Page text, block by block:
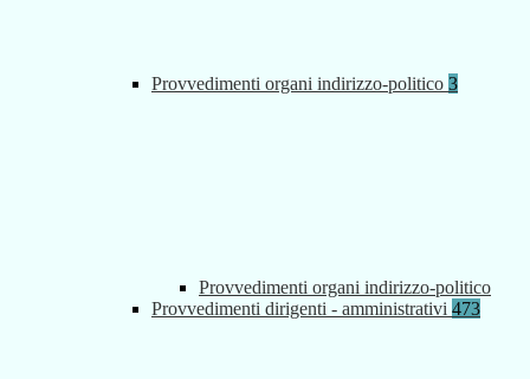
Provvedimenti organi indirizzo-politico 3
Provvedimenti organi indirizzo-politico
Provvedimenti dirigenti - amministrativi 473